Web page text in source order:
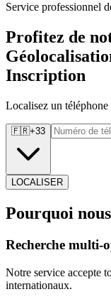
Service professionnel
Profitez de
Inscription
Localisez un
🇫🇷+33
LOCALISER
Pourquoi
Recherche multi-
Notre service accepte
internationaux.